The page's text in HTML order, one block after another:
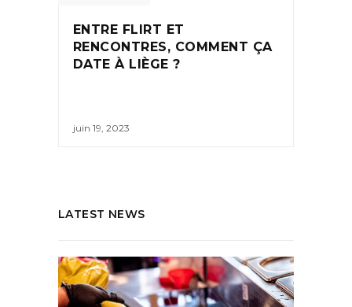
ENTRE FLIRT ET
RENCONTRES, COMMENT ÇA
DATE À LIÈGE ?
juin 19, 2023
LATEST NEWS